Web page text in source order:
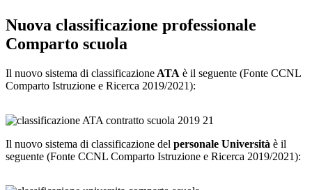
Nuova classificazione professionale
Comparto scuola
Il nuovo sistema di classificazione ATA è il seguente (Fonte CCNL
Comparto Istruzione e Ricerca 2019/2021):
Il nuovo sistema di classificazione del personale Università è il
seguente (Fonte CCNL Comparto Istruzione e Ricerca 2019/2021):